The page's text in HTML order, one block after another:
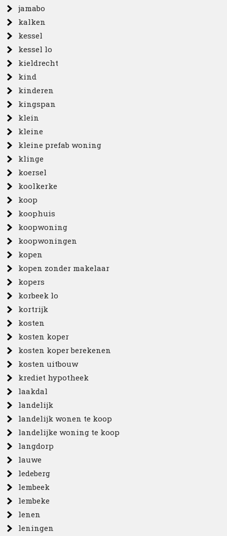
jamabo
kalken
kessel
kessel lo
kieldrecht
kind
kinderen
kingspan
klein
kleine
kleine prefab woning
klinge
koersel
koolkerke
koop
koophuis
koopwoning
koopwoningen
kopen
kopen zonder makelaar
kopers
korbeek lo
kortrijk
kosten
kosten koper
kosten koper berekenen
kosten uitbouw
krediet hypotheek
laakdal
landelijk
landelijk wonen te koop
landelijke woning te koop
langdorp
lauwe
ledeberg
lembeek
lembeke
lenen
leningen